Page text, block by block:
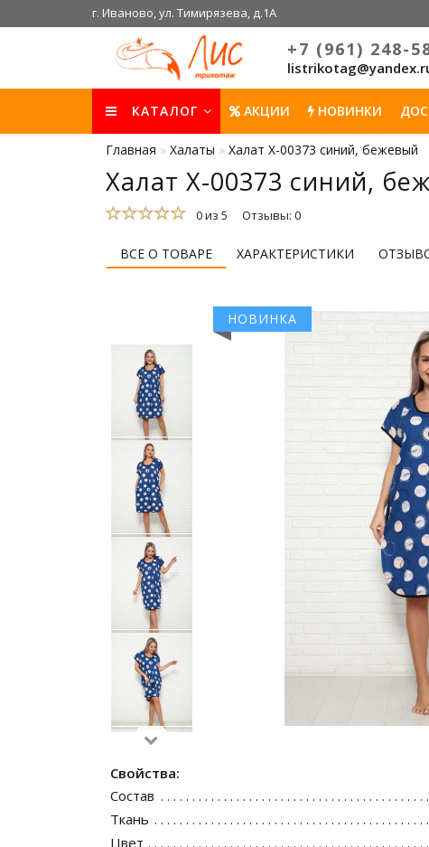
г. Иваново, ул. Тимирязева, д.1А
+7 (961) 248-
КАТАЛОГ АКЦИИ НОВИНКИ
Главная Халаты Халат Х-00373 синий, бежевый
Халат Х-00373 синий,
0 из 5 Отзывы: 0
ВСЕ О ТОВАРЕ ХАРАКТЕРИСТИКИ
НОВИНКА
Свойства:
Состав
Ткань
Цвет